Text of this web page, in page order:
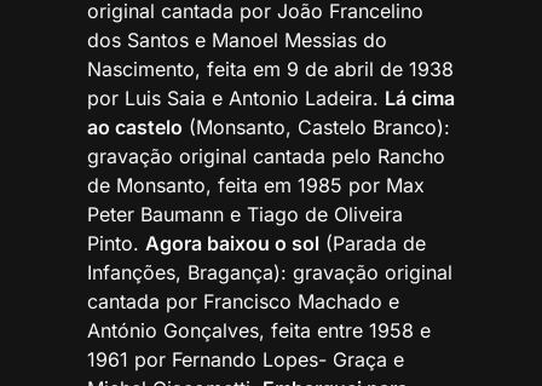
original cantada por João Francelino
dos Santos e Manoel Messias do
Nascimento, feita em 9 de abril de 1938
por Luis Saia e Antonio Ladeira. Lá cima
ao castelo (Monsanto, Castelo Branco):
gravação original cantada pelo Rancho
de Monsanto, feita em 1985 por Max
Peter Baumann e Tiago de Oliveira
Pinto. Agora baixou o sol (Parada de
Infanções, Bragança): gravação original
cantada por Francisco Machado e
António Gonçalves, feita entre 1958 e
1961 por Fernando Lopes- Graça e